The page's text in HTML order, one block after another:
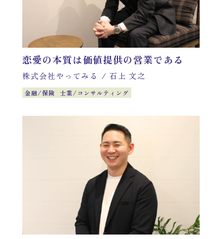
恋愛の本質は価値提供の営業である
株式会社やってみる / 石上 文之
金融/保険 士業/コンサルティング